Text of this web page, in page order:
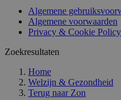
Algemene
Algemene voorwaarden
Privacy & Cookie Policy
Zoekresultaten
Home
Welzijn & Gezondheid
Terug naar Zon